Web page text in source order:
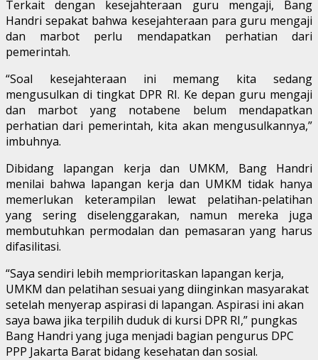
Terkait dengan kesejahteraan guru mengaji, Bang
Handri sepakat bahwa kesejahteraan para guru mengaji
dan marbot perlu mendapatkan perhatian dari
pemerintah.
“Soal kesejahteraan ini memang kita sedang
mengusulkan di tingkat DPR RI. Ke depan guru mengaji
dan marbot yang notabene belum mendapatkan
perhatian dari pemerintah, kita akan mengusulkannya,”
imbuhnya.
Dibidang lapangan kerja dan UMKM, Bang Handri
menilai bahwa lapangan kerja dan UMKM tidak hanya
memerlukan keterampilan lewat pelatihan-pelatihan
yang sering diselenggarakan, namun mereka juga
membutuhkan permodalan dan pemasaran yang harus
difasilitasi.
“Saya sendiri lebih memprioritaskan lapangan kerja,
UMKM dan pelatihan sesuai yang diinginkan masyarakat
setelah menyerap aspirasi di lapangan. Aspirasi ini akan
saya bawa jika terpilih duduk di kursi DPR RI,” pungkas
Bang Handri yang juga menjadi bagian pengurus DPC
PPP Jakarta Barat bidang kesehatan dan sosial.